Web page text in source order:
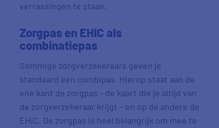
verrassingen te staan.
Zorgpas en EHIC als
combinatiepas
Sommige zorgverzekeraars geven je
standaard een combipas. Hierop staat aan de
ene kant de zorgpas - de kaart die je altijd van
de zorgverzekeraar krijgt – en op de andere de
EHIC. De zorgpas is heel belangrijk om mee te